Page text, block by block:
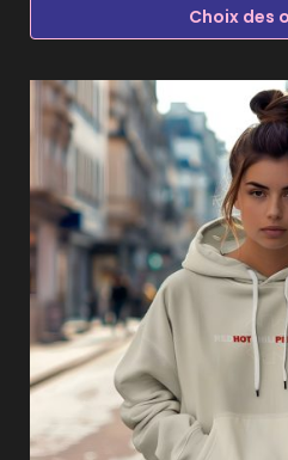
Choix des